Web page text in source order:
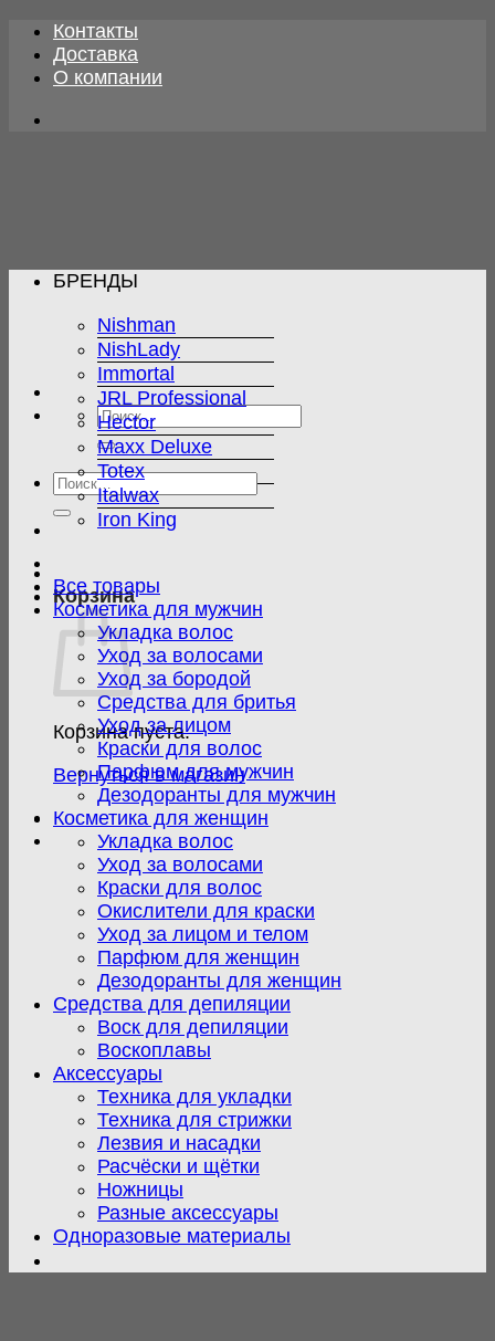
Skip
content
Контакты
Доставка
О компании
Искать:
Искать:
Корзина
Корзина пуста.
Вернуться в магазин
БРЕНДЫ
Nishman
NishLady
Immortal
JRL Professional
Hector
Maxx Deluxe
Totex
Italwax
Iron King
Все товары
Косметика для мужчин
Укладка волос
Уход за волосами
Уход за бородой
Средства для бритья
Уход за лицом
Краски для волос
Парфюм для мужчин
Дезодоранты для мужчин
Косметика для женщин
Укладка волос
Уход за волосами
Краски для волос
Окислители для краски
Уход за лицом и телом
Парфюм для женщин
Дезодоранты для женщин
Средства для депиляции
Воск для депиляции
Воскоплавы
Аксессуары
Техника для укладки
Техника для стрижки
Лезвия и насадки
Расчёски и щётки
Ножницы
Разные аксессуары
Одноразовые материалы